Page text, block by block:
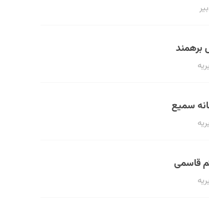
برهمند
سمیع
قاسمی